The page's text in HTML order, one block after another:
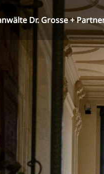
Dr. Grosse +